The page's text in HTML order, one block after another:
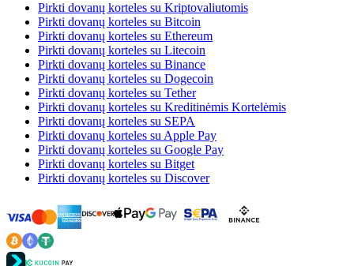
Pirkti dovanų korteles su Kriptovaliutomis
Pirkti dovanų korteles su Bitcoin
Pirkti dovanų korteles su Ethereum
Pirkti dovanų korteles su Litecoin
Pirkti dovanų korteles su Binance
Pirkti dovanų korteles su Dogecoin
Pirkti dovanų korteles su Tether
Pirkti dovanų korteles su Kreditinėmis Kortelėmis
Pirkti dovanų korteles su SEPA
Pirkti dovanų korteles su Apple Pay
Pirkti dovanų korteles su Google Pay
Pirkti dovanų korteles su Bitget
Pirkti dovanų korteles su Discover